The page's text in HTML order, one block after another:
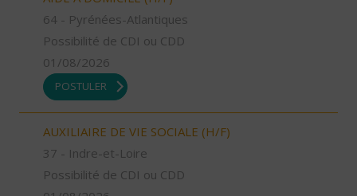
64 - Pyrénées-Atlantiques
Possibilité de CDI ou CDD
01/08/2026
POSTULER
AUXILIAIRE DE VIE SOCIALE (H/F)
37 - Indre-et-Loire
Possibilité de CDI ou CDD